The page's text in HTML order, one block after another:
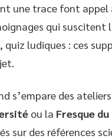
une trace font
qui suscitent
quiz ludiques : ces
s’empare des
ou la Fresque
sur des références